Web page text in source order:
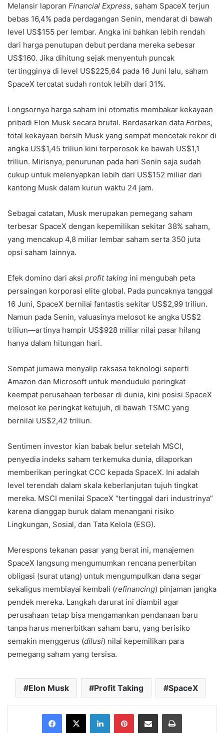
Melansir laporan Financial Express, saham SpaceX terjun
bebas 16,4% pada perdagangan Senin, mendarat di bawah
level US$155 per lembar. Angka ini bahkan lebih rendah
dari harga penutupan debut perdana mereka sebesar
US$160. Jika dihitung sejak menyentuh puncak
tertingginya di level US$225,64 pada 16 Juni lalu, saham
SpaceX tercatat sudah rontok lebih dari 31%.
Longsornya harga saham ini otomatis membakar kekayaan
pribadi Elon Musk secara brutal. Berdasarkan data Forbes,
total kekayaan bersih Musk yang sempat mencetak rekor di
angka US$1,45 triliun kini terperosok ke bawah US$1,1
triliun. Mirisnya, penurunan pada hari Senin saja sudah
cukup untuk melenyapkan lebih dari US$152 miliar dari
kantong Musk dalam kurun waktu 24 jam.
Sebagai catatan, Musk merupakan pemegang saham
terbesar SpaceX dengan kepemilikan sekitar 38% saham,
yang mencakup 4,8 miliar lembar saham serta 350 juta
opsi saham lainnya.
Efek domino dari aksi profit taking ini mengubah peta
persaingan korporasi elite global. Pada puncaknya tanggal
16 Juni, SpaceX bernilai fantastis sekitar US$2,99 triliun.
Namun pada Senin, valuasinya melosot ke angka US$2
triliun—artinya hampir US$928 miliar nilai pasar hilang
hanya dalam hitungan hari.
Sempat jumawa menyalip raksasa teknologi seperti
Amazon dan Microsoft untuk menduduki peringkat
keempat perusahaan terbesar di dunia, kini posisi SpaceX
melosot ke peringkat ketujuh, di bawah TSMC yang
bernilai US$2,42 triliun.
Sentimen investor kian babak belur setelah MSCI,
penyedia indeks saham terkemuka dunia, dilaporkan
memberikan peringkat CCC kepada SpaceX. Ini adalah
level terendah dalam skala keberlanjutan tujuh tingkat
mereka. MSCI menilai SpaceX “tertinggal dari industrinya”
karena dianggap buruk dalam menangani risiko
Lingkungan, Sosial, dan Tata Kelola (ESG).
Merespons tekanan pasar yang berat ini, manajemen
SpaceX langsung mengumumkan rencana penerbitan
obligasi (surat utang) untuk mengumpulkan dana segar
sekaligus membiayai kembali (refinancing) pinjaman jangka
pendek mereka. Langkah darurat ini diambil agar
perusahaan tetap bisa mengamankan pendanaan baru
tanpa harus menerbitkan saham baru, yang berisiko
semakin menggerus (dilusi) nilai kepemilikan para
pemegang saham yang tersisa.
Elon Musk Profit Taking SpaceX
Facebook
X LinkedInPinterestShare via Email Print